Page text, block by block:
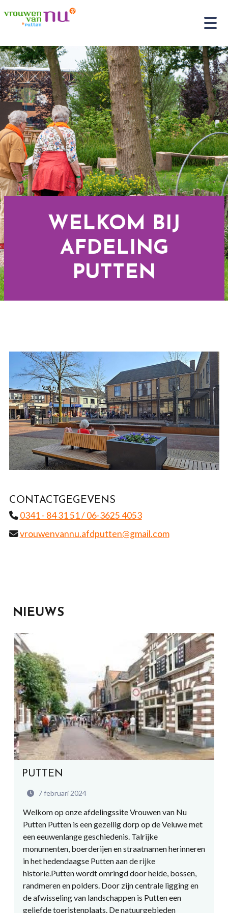
WELKOM BIJ
AFDELING
PUTTEN
CONTACTGEGEVENS
0341 - 84 31 51 / 06-3625 4053
vrouwenvannu.afdputten@gmail.com
NIEUWS
PUTTEN
7 februari 2024
Welkom op onze afdelingssite Vrouwen van Nu
Putten Putten is een gezellig dorp op de Veluwe met
een eeuwenlange geschiedenis. Talrijke
monumenten, boerderijen en straatnamen herinneren
in het hedendaagse Putten aan de rijke
historie.Putten wordt omringd door heide, bossen,
randmeren en polders. Door zijn centrale ligging en
de afwisseling van landschappen is Putten een
geliefde toeristenplaats. De natuurgebieden